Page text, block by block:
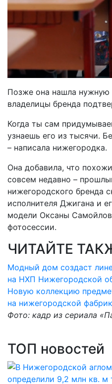
Позже она нашла нужную
владелицы бренда
Когда ты сам
узнаешь его из тысячи.
– написала нижегородка.
Она добавила, что
совсем недавно –
нижегородского бренда
исполнителя Джигана и
модели Оксаны
фотосессии.
ЧИТАЙТЕ
Модный дом создаст
на НХП Нижегородской
Новую коллекцию
на нижегородской
Фото: кадр из сериала
ТОП новостей